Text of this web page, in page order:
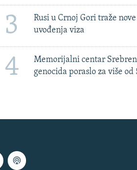
3
Rusi u Crnoj Gori traže
uvođenja viza
4
Memorijalni centar
genocida poraslo za više od